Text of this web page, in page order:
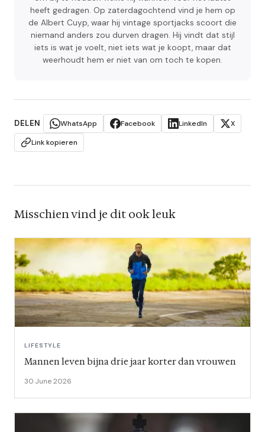
heeft gedragen. Op zaterdagochtend vind je hem op
de Albert Cuyp, waar hij vintage sportjacks scoort die
niemand anders zou durven dragen. Hij vindt dat stijl
iets is wat je voelt, niet iets wat je koopt, maar dat
weerhoudt hem er niet van om toch te kopen.
DELEN WhatsApp Facebook LinkedIn
X
Link kopieren
Misschien vind je dit ook leuk
LIFESTYLE
Mannen leven bijna drie jaar korter dan vrouwen
30 June 2026